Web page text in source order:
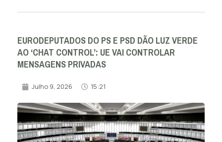
EURODEPUTADOS DO PS E PSD DÃO LUZ VERDE
AO ‘CHAT CONTROL’: UE VAI CONTROLAR
MENSAGENS PRIVADAS
Julho 9, 2026 15:21